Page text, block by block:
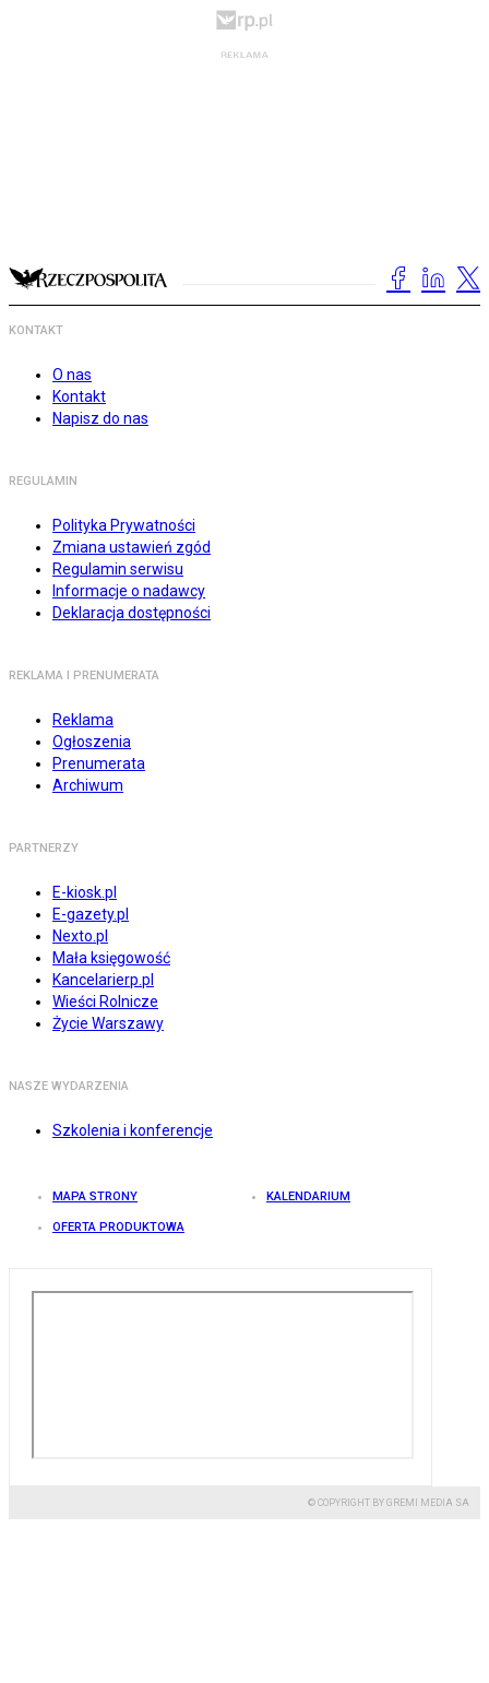
KONTAKT
O nas
Kontakt
Napisz do nas
REGULAMIN
Polityka Prywatności
Zmiana ustawień zgód
Regulamin serwisu
Informacje o nadawcy
Deklaracja dostępności
REKLAMA I PRENUMERATA
Reklama
Ogłoszenia
Prenumerata
Archiwum
PARTNERZY
E-kiosk.pl
E-gazety.pl
Nexto.pl
Mała księgowość
Kancelarierp.pl
Wieści Rolnicze
Życie Warszawy
NASZE WYDARZENIA
Szkolenia i konferencje
MAPA STRONY KALENDARIUM
OFERTA PRODUKTOWA
© COPYRIGHT BY GREMI MEDIA SA